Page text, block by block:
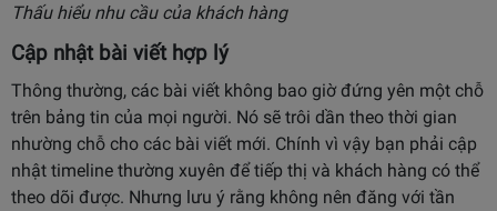
Thấu hiểu nhu cầu của khách hàng
Cập nhật bài viết hợp lý
Thông thường, các bài viết không bao giờ đứng yên một chỗ
trên bảng tin của mọi người. Nó sẽ trôi dần theo thời gian
nhường chỗ cho các bài viết mới. Chính vì vậy bạn phải cập
nhật timeline thường xuyên để tiếp thị và khách hàng có thể
theo dõi được. Nhưng lưu ý rằng không nên đăng với tần